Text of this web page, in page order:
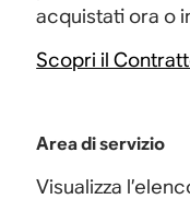
acquistati ora o
Scopri il
Area di servizio
Visualizza